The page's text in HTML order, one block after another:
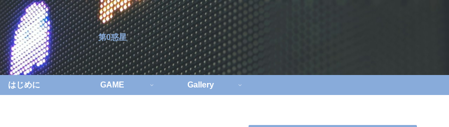
第0惑星
はじめに GAME Gallery